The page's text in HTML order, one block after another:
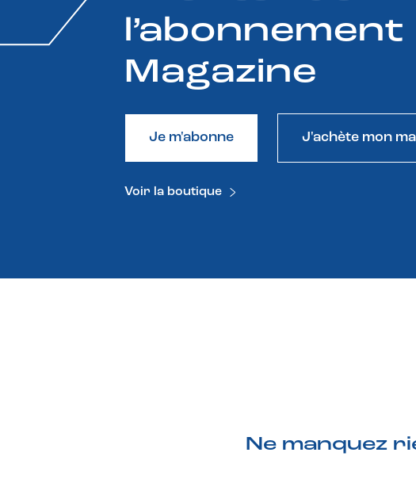
l’abonnement
Magazine
Je m'abonne J'achète mon
Voir la boutique
Ne manquez